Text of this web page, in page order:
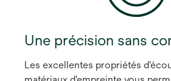
Une précision sans
Les excellentes propriétés